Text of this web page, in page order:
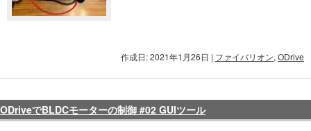
作成日: 2021年1月26日 | ファイバリオン, ODrive
ODriveでBLDCモーターの制御 #02 GUIツール